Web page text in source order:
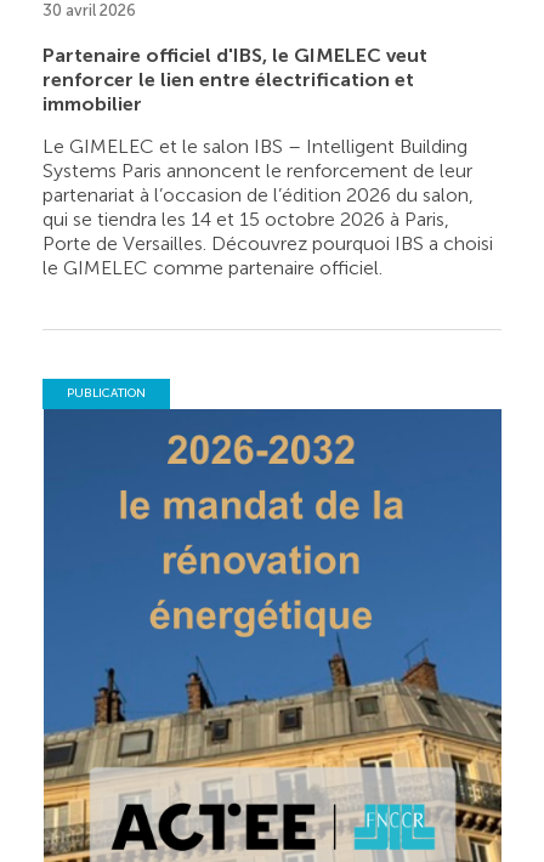
30 avril 2026
Partenaire officiel d'IBS, le GIMELEC veut
renforcer le lien entre électrification et
immobilier
Le GIMELEC et le salon IBS – Intelligent Building
Systems Paris annoncent le renforcement de leur
partenariat à l’occasion de l’édition 2026 du salon,
qui se tiendra les 14 et 15 octobre 2026 à Paris,
Porte de Versailles. Découvrez pourquoi IBS a choisi
le GIMELEC comme partenaire officiel.
PUBLICATION